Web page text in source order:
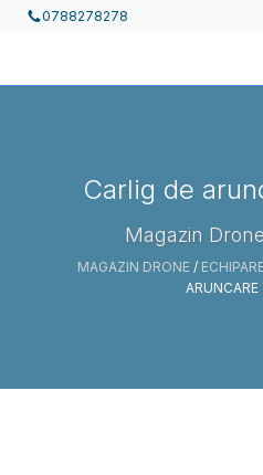
0788278278
Carlig de
Magazin
MAGAZIN DRONE / ECHIPARE